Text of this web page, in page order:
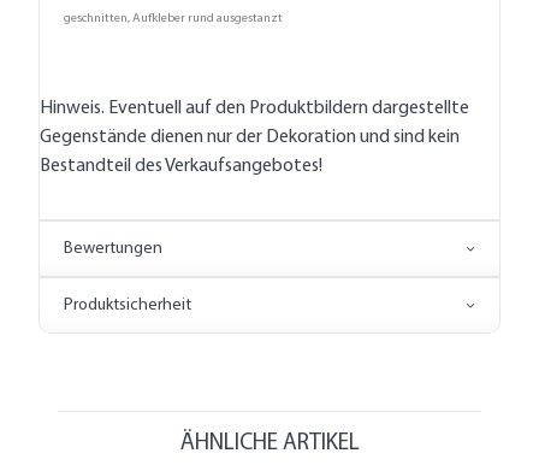
geschnitten, Aufkleber rund ausgestanzt
Hinweis. Eventuell auf den Produktbildern dargestellte
Gegenstände dienen nur der Dekoration und sind kein
Bestandteil des Verkaufsangebotes!
Bewertungen
Produktsicherheit
ÄHNLICHE ARTIKEL